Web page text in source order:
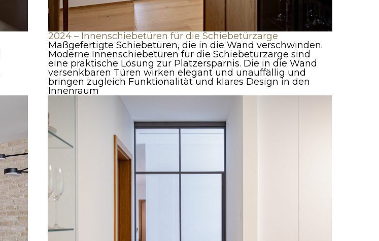
Maßgefertigte Schiebetüren, die in die Wand verschwinden.
Moderne Innenschiebetüren für die Schiebetürzarge sind
eine praktische Lösung zur Platzersparnis. Die in die Wand
versenkbaren Türen wirken elegant und unauffällig und
bringen zugleich Funktionalität und klares Design in den
Innenraum
2024 – Innenschiebetüren für die Schiebetürzarge